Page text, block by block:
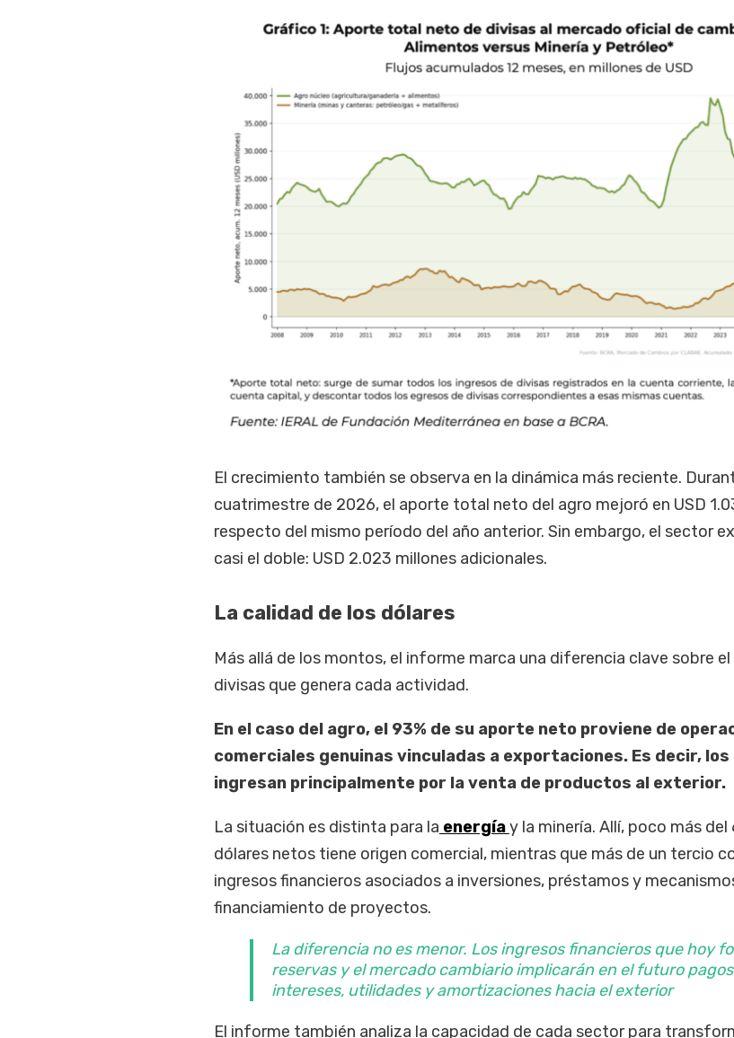
El crecimiento también se observa en la dinámica más reciente.
cuatrimestre de 2026, el aporte total neto del agro mejoró en USD
respecto del mismo período del año anterior. Sin embargo, el sector
casi el doble: USD 2.023 millones adicionales.
La calidad de los dólares
Más allá de los montos, el informe marca una diferencia clave sobre
divisas que genera cada actividad.
En el caso del agro, el 93% de su aporte neto proviene de
comerciales genuinas vinculadas a exportaciones. Es decir,
ingresan principalmente por la venta de productos al exterior.
La situación es distinta para la energíay la minería. Allí, poco más del
dólares netos tiene origen comercial, mientras que más de un tercio
ingresos financieros asociados a inversiones, préstamos y
financiamiento de proyectos.
La diferencia no es menor. Los ingresos financieros que hoy
reservas y el mercado cambiario implicarán en el futuro
intereses, utilidades y amortizaciones hacia el exterior
El informe también analiza la capacidad de cada sector para